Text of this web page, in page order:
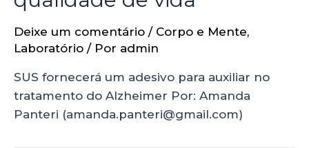
Deixe um comentário / Corpo e Mente,
Laboratório / Por admin
SUS fornecerá um adesivo para auxiliar no
tratamento do Alzheimer Por: Amanda
Panteri (amanda.panteri@gmail.com)